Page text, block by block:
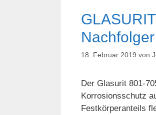
18. Februar 2019 von
Der Glasurit 801-
Korrosionsschutz
Festkörperanteils